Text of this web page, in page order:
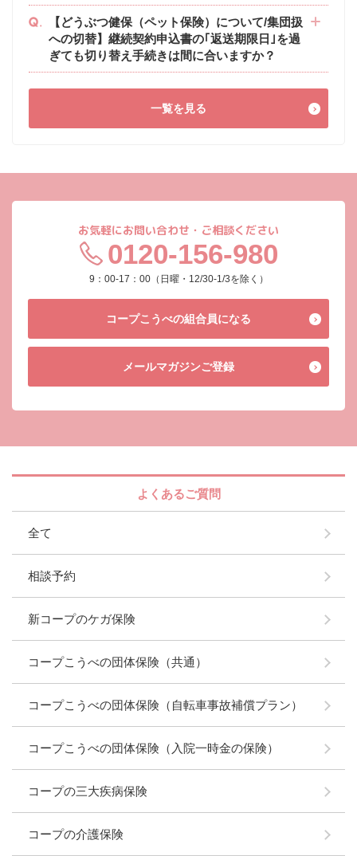
【どうぶつ健保（ペット保険）について/集団扱
への切替】継続契約申込書の｢返送期限日｣を過
ぎても切り替え手続きは間に合いますか？
一覧を見る
お気軽にお問い合わせ・ご相談ください
0120-156-980
9：00-17：00（日曜・12/30-1/3を除く）
コープこうべの組合員になる
メールマガジンご登録
よくあるご質問
全て
相談予約
新コープのケガ保険
コープこうべの団体保険（共通）
コープこうべの団体保険（自転車事故補償プラン）
コープこうべの団体保険（入院一時金の保険）
コープの三大疾病保険
コープの介護保険